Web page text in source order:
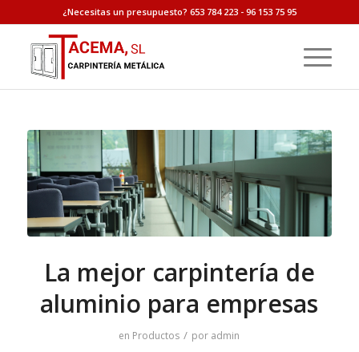
¿Necesitas un presupuesto? 653 784 223 - 96 153 75 95
La mejor carpintería de
aluminio para empresas
en Productos / por admin